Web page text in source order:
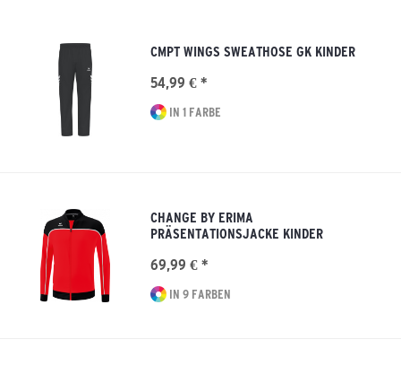
CMPT WINGS SWEATHOSE GK KINDER
54,99 € *
IN 1 FARBE
CHANGE BY ERIMA
PRÄSENTATIONSJACKE KINDER
69,99 € *
IN 9 FARBEN